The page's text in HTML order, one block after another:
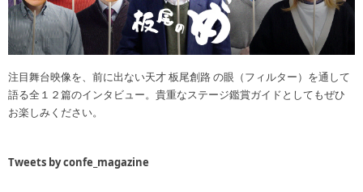
注目舞台映像を、前に出ない天才 板尾創路 の眼（フィルター）を通して
語る全１２篇のインタビュー。貴重なステージ鑑賞ガイドとしてもぜひ
お楽しみください。
Tweets by confe_magazine